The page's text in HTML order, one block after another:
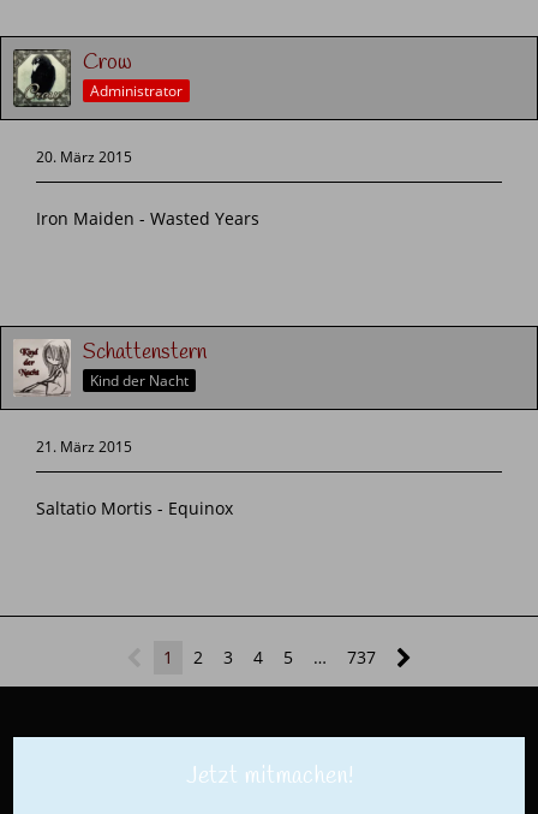
Crow
Administrator
20. März 2015
Iron Maiden - Wasted Years
Schattenstern
Kind der Nacht
21. März 2015
Saltatio Mortis - Equinox
1 2 3 4 5 … 737
Jetzt mitmachen!